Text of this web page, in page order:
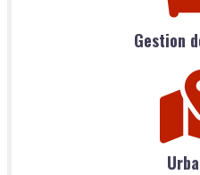
Gestion